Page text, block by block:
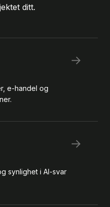
ditt.
→
e-handel og
→
synlighet i AI-svar